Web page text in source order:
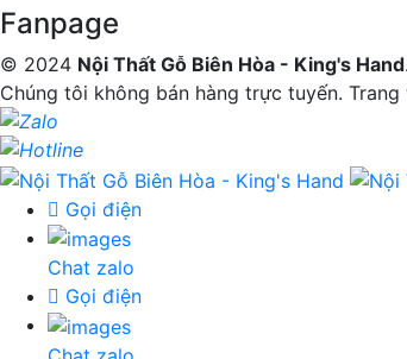
Fanpage
© 2024 Nội Thất Gỗ Biên Hòa - King's Hand
Chúng tôi không bán hàng trực tuyến.
Gọi điện
Chat zalo
Gọi điện